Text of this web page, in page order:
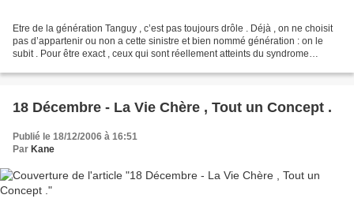
Etre de la génération Tanguy , c’est pas toujours drôle . Déjà , on ne choisit
pas d’appartenir ou non a cette sinistre et bien nommé génération : on le
subit . Pour être exact , ceux qui sont réellement atteints du syndrome
18 Décembre - La Vie Chère , Tout un Concept .
Publié le 18/12/2006 à 16:51
Par Kane